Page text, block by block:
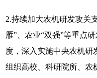
2.持续加大农机研发攻关
雁”、农业“双强”等重点
度，深入实施中央农机研
组织高校、科研院所、农